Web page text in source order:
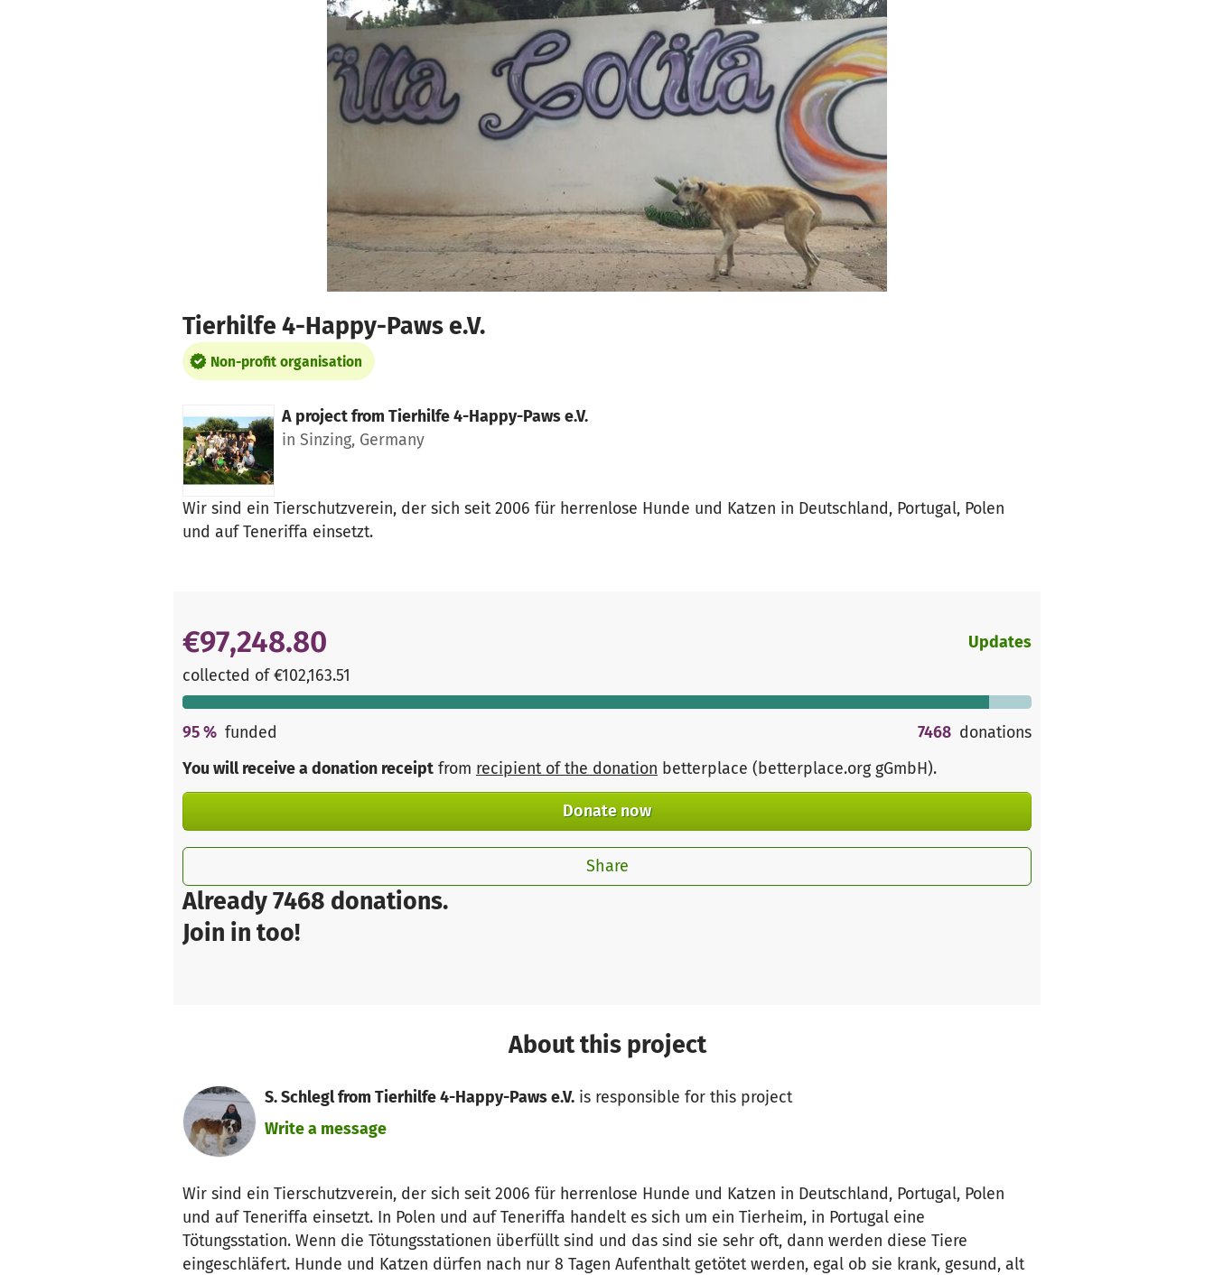
Tierhilfe 4-Happy-Paws e.V.
Non-profit organisation
A project from Tierhilfe 4-Happy-Paws e.V.
in Sinzing, Germany
Wir sind ein Tierschutzverein, der sich seit 2006 für herrenlose Hunde und Katzen in Deutschland, Portugal, Polen
und auf Teneriffa einsetzt.
Already 7468 donations.
Join in too!
€97,248.80
collected of €102,163.51
Updates
95% funded 7468 donations
You will receive a donation receipt from recipient of the donation betterplace (betterplace.org gGmbH).
Donate now
Share
About this project
S. Schlegl from Tierhilfe 4-Happy-Paws e.V.is responsible for this project
Write a message
Wir sind ein Tierschutzverein, der sich seit 2006 für herrenlose Hunde und Katzen in Deutschland, Portugal, Polen
und auf Teneriffa einsetzt. In Polen und auf Teneriffa handelt es sich um ein Tierheim, in Portugal eine
Tötungsstation. Wenn die Tötungsstationen überfüllt sind und das sind sie sehr oft, dann werden diese Tiere
eingeschläfert. Hunde und Katzen dürfen nach nur 8 Tagen Aufenthalt getötet werden, egal ob sie krank, gesund, alt